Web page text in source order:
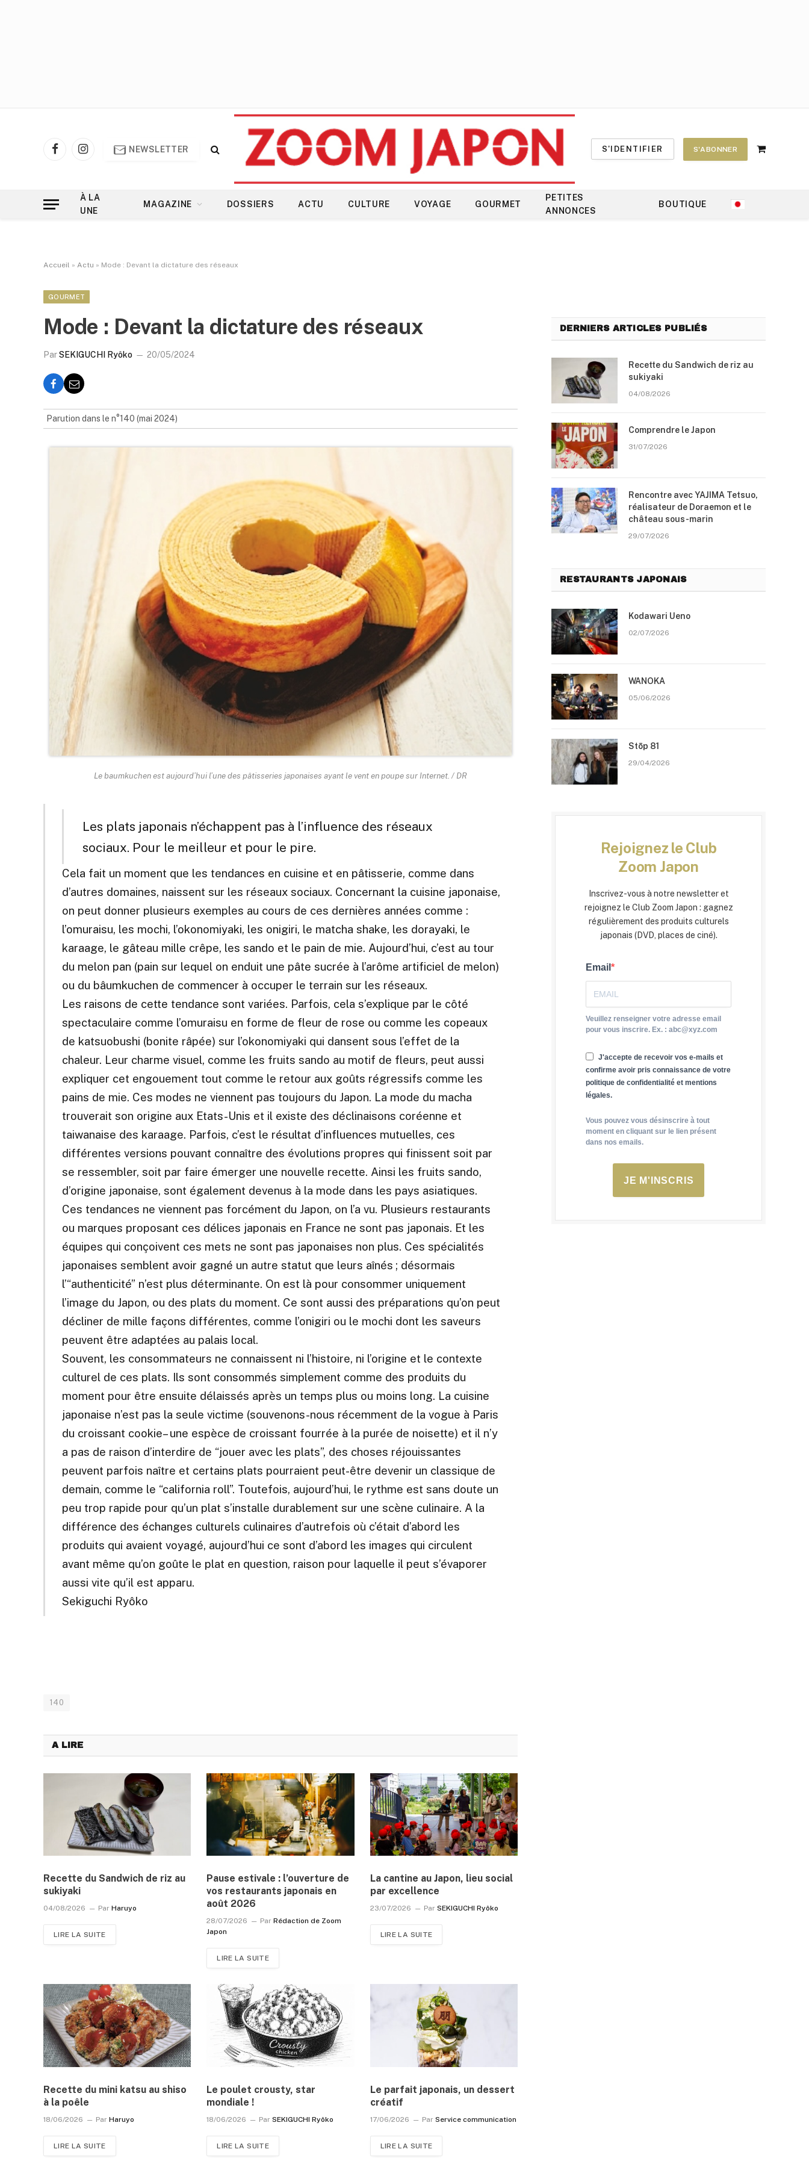
FacebookInstagram
NEWSLETTER S'IDENTIFIER S'ABONNER
Shopping
À LA
UNE
MAGAZINE DOSSIERS ACTU CULTURE VOYAGE GOURMET
PETITES
ANNONCES
BOUTIQUE
Accueil » Actu » Mode : Devant la dictature des réseaux
GOURMET
Mode : Devant la dictature des réseaux
ParSEKIGUCHI Ryôko 20/05/2024
Parution dans le n°140 (mai 2024)
Le baumkuchen est aujourd’hui l’une des pâtisseries japonaises ayant le vent en poupe sur Internet. / DR
Les plats japonais n’échappent pas à l’influence des réseaux
sociaux. Pour le meilleur et pour le pire.
Cela fait un moment que les tendances en cuisine et en pâtisserie, comme dans
d’autres domaines, naissent sur les réseaux sociaux. Concernant la cuisine japonaise,
on peut donner plusieurs exemples au cours de ces dernières années comme :
l’omuraisu, les mochi, l’okonomiyaki, les onigiri, le matcha shake, les dorayaki, le
karaage, le gâteau mille crêpe, les sando et le pain de mie. Aujourd’hui, c’est au tour
du melon pan (pain sur lequel on enduit une pâte sucrée à l’arôme artificiel de melon)
ou du bâumkuchen de commencer à occuper le terrain sur les réseaux.
Les raisons de cette tendance sont variées. Parfois, cela s’explique par le côté
spectaculaire comme l’omuraisu en forme de fleur de rose ou comme les copeaux
de katsuobushi (bonite râpée) sur l’okonomiyaki qui dansent sous l’effet de la
chaleur. Leur charme visuel, comme les fruits sando au motif de fleurs, peut aussi
expliquer cet engouement tout comme le retour aux goûts régressifs comme les
pains de mie. Ces modes ne viennent pas toujours du Japon. La mode du macha
trouverait son origine aux Etats-Unis et il existe des déclinaisons coréenne et
taiwanaise des karaage. Parfois, c’est le résultat d’influences mutuelles, ces
différentes versions pouvant connaître des évolutions propres qui finissent soit par
se ressembler, soit par faire émerger une nouvelle recette. Ainsi les fruits sando,
d’origine japonaise, sont également devenus à la mode dans les pays asiatiques.
Ces tendances ne viennent pas forcément du Japon, on l’a vu. Plusieurs restaurants
ou marques proposant ces délices japonais en France ne sont pas japonais. Et les
équipes qui conçoivent ces mets ne sont pas japonaises non plus. Ces spécialités
japonaises semblent avoir gagné un autre statut que leurs aînés ; désormais
l’“authenticité” n’est plus déterminante. On est là pour consommer uniquement
l’image du Japon, ou des plats du moment. Ce sont aussi des préparations qu’on peut
décliner de mille façons différentes, comme l’onigiri ou le mochi dont les saveurs
peuvent être adaptées au palais local.
Souvent, les consommateurs ne connaissent ni l’histoire, ni l’origine et le contexte
culturel de ces plats. Ils sont consommés simplement comme des produits du
moment pour être ensuite délaissés après un temps plus ou moins long. La cuisine
japonaise n’est pas la seule victime (souvenons-nous récemment de la vogue à Paris
du croissant cookie– une espèce de croissant fourrée à la purée de noisette) et il n’y
a pas de raison d’interdire de “jouer avec les plats”, des choses réjouissantes
peuvent parfois naître et certains plats pourraient peut-être devenir un classique de
demain, comme le “california roll”. Toutefois, aujourd’hui, le rythme est sans doute un
peu trop rapide pour qu’un plat s’installe durablement sur une scène culinaire. A la
différence des échanges culturels culinaires d’autrefois où c’était d’abord les
produits qui avaient voyagé, aujourd’hui ce sont d’abord les images qui circulent
avant même qu’on goûte le plat en question, raison pour laquelle il peut s’évaporer
aussi vite qu’il est apparu.
Sekiguchi Ryôko
140
A LIRE
Recette du Sandwich de riz au
sukiyaki
04/08/2026 Par Haruyo
LIRE LA SUITE
Pause estivale : l’ouverture de
vos restaurants japonais en
août 2026
28/07/2026 Par Rédaction de Zoom
Japon
LIRE LA SUITE
La cantine au Japon, lieu social
par excellence
23/07/2026 Par SEKIGUCHI Ryôko
LIRE LA SUITE
Recette du mini katsu au shiso
à la poêle
18/06/2026 Par Haruyo
LIRE LA SUITE
Le poulet crousty, star
mondiale !
18/06/2026 Par SEKIGUCHI Ryôko
LIRE LA SUITE
Le parfait japonais, un dessert
créatif
17/06/2026 Par Service communication
LIRE LA SUITE
DERNIERS ARTICLES PUBLIÉS
Recette du Sandwich de riz au
sukiyaki
04/08/2026
Comprendre le Japon
31/07/2026
Rencontre avec YAJIMA Tetsuo,
réalisateur de Doraemon et le
château sous-marin
29/07/2026
RESTAURANTS JAPONAIS
Kodawari Ueno
02/07/2026
WANOKA
05/06/2026
Stōp 81
29/04/2026
Rejoignez le Club
Zoom Japon
Inscrivez-vous à notre newsletter et
rejoignez le Club Zoom Japon : gagnez
régulièrement des produits culturels
japonais (DVD, places de ciné).
Email
Veuillez renseigner votre adresse email
pour vous inscrire. Ex. : abc@xyz.com
J'accepte de recevoir vos e-mails et
confirme avoir pris connaissance de votre
politique de confidentialité et mentions
légales.
Vous pouvez vous désinscrire à tout
moment en cliquant sur le lien présent
dans nos emails.
JE M'INSCRIS